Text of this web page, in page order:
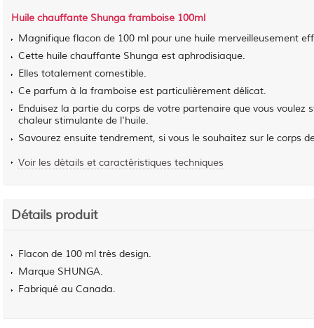
Huile chauffante Shunga framboise 100ml
Magnifique flacon de 100 ml pour une huile merveilleusement
Cette huile chauffante Shunga est aphrodisiaque.
Elles totalement comestible.
Ce parfum à la framboise est particulièrement délicat.
Enduisez la partie du corps de votre partenaire que vous
chaleur stimulante de l'huile.
Savourez ensuite tendrement, si vous le souhaitez sur le corps
Voir les détails et caractéristiques techniques
Détails produit
Flacon de 100 ml très design.
Marque SHUNGA.
Fabriqué au Canada.